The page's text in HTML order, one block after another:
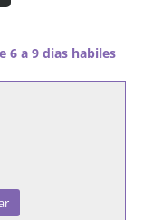
6 a 9 dias habiles